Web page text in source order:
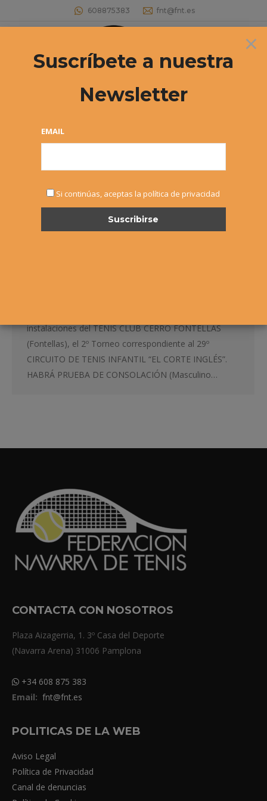
608875383 fnt@fnt.es
Buscar:
Archivos diarios:8 mayo, 2015
29º Circuito de Tenis Infantil «El
Corte Inglés». Abierto el plazo de
instalaciones del TENIS CLUB CERRO FONTELLAS
(Fontellas), el 2º Torneo correspondiente al 29º
CIRCUITO DE TENIS INFANTIL “EL CORTE INGLÉS”.
HABRÁ PRUEBA DE CONSOLACIÓN (Masculino…
CONTACTA CON NOSOTROS
Plaza Aizagerria, 1. 3º Casa del Deporte
(Navarra Arena) 31006 Pamplona
+34 608 875 383
Email: fnt@fnt.es
POLITICAS DE LA WEB
Aviso Legal
Política de Privacidad
Canal de denuncias
×
Suscríbete a nuestra
Newsletter
EMAIL
Si continúas, aceptas la política de privacidad